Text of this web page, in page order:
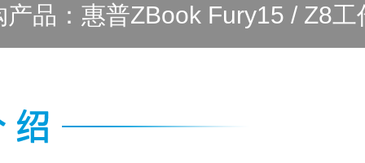
产品：惠普ZBook Fury15 / Z8工